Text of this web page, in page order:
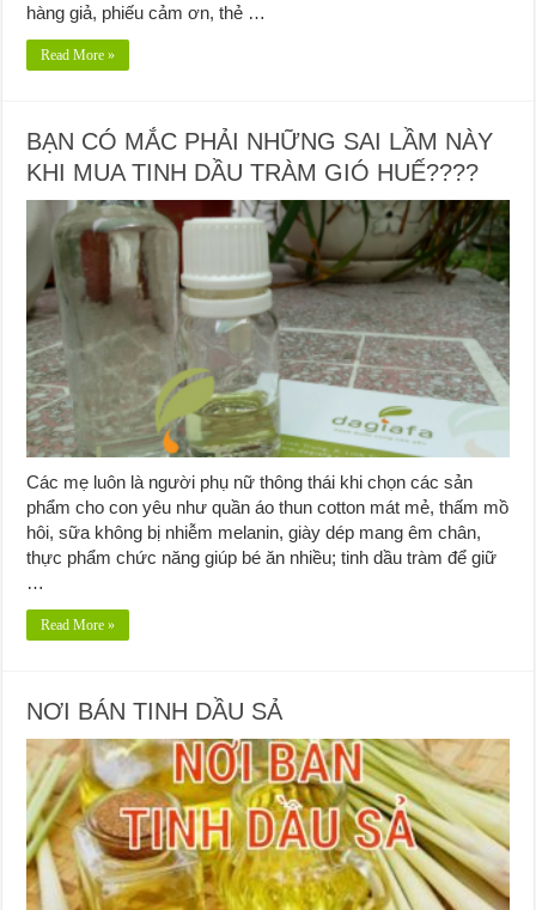
hàng giả, phiếu cảm ơn, thẻ …
Read More »
BẠN CÓ MẮC PHẢI NHỮNG SAI LẦM NÀY
KHI MUA TINH DẦU TRÀM GIÓ HUẾ????
Các mẹ luôn là người phụ nữ thông thái khi chọn các sản
phẩm cho con yêu như quần áo thun cotton mát mẻ, thấm mồ
hôi, sữa không bị nhiễm melanin, giày dép mang êm chân,
thực phẩm chức năng giúp bé ăn nhiều; tinh dầu tràm để giữ
…
Read More »
NƠI BÁN TINH DẦU SẢ